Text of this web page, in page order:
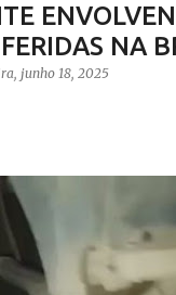
NA
junho 18, 2025